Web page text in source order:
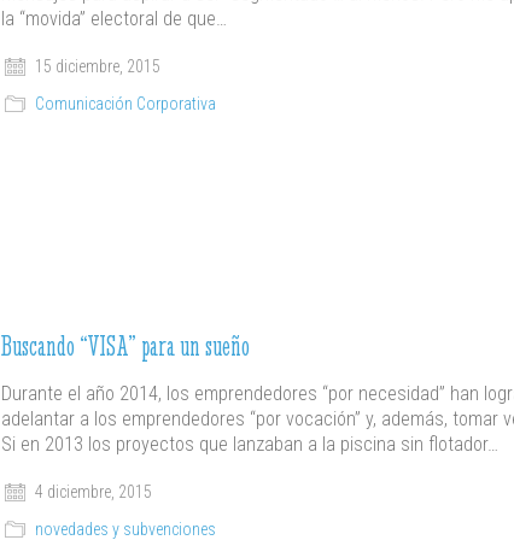
la “movida” electoral de que…
15 diciembre, 2015
Comunicación Corporativa
Buscando “VISA” para un sueño
Durante el año 2014, los emprendedores “por necesidad” han
adelantar a los emprendedores “por vocación” y, además, tomar
Si en 2013 los proyectos que lanzaban a la piscina sin flotador…
4 diciembre, 2015
novedades y subvenciones